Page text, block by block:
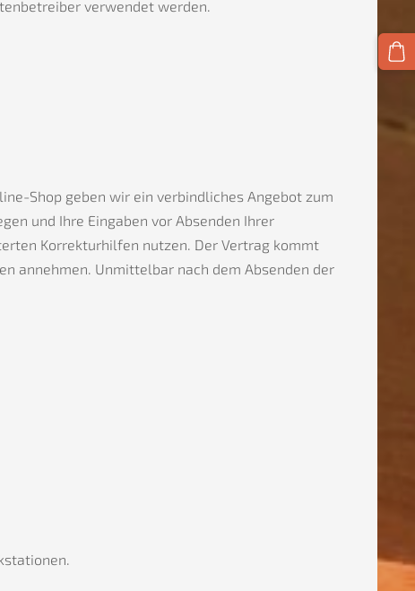
verwendet werden.
Shop geben wir ein verbindliches Angebot zum
und Ihre Eingaben vor Absenden Ihrer
Korrekturhilfen nutzen. Der Vertrag kommt
annehmen. Unmittelbar nach dem Absenden der